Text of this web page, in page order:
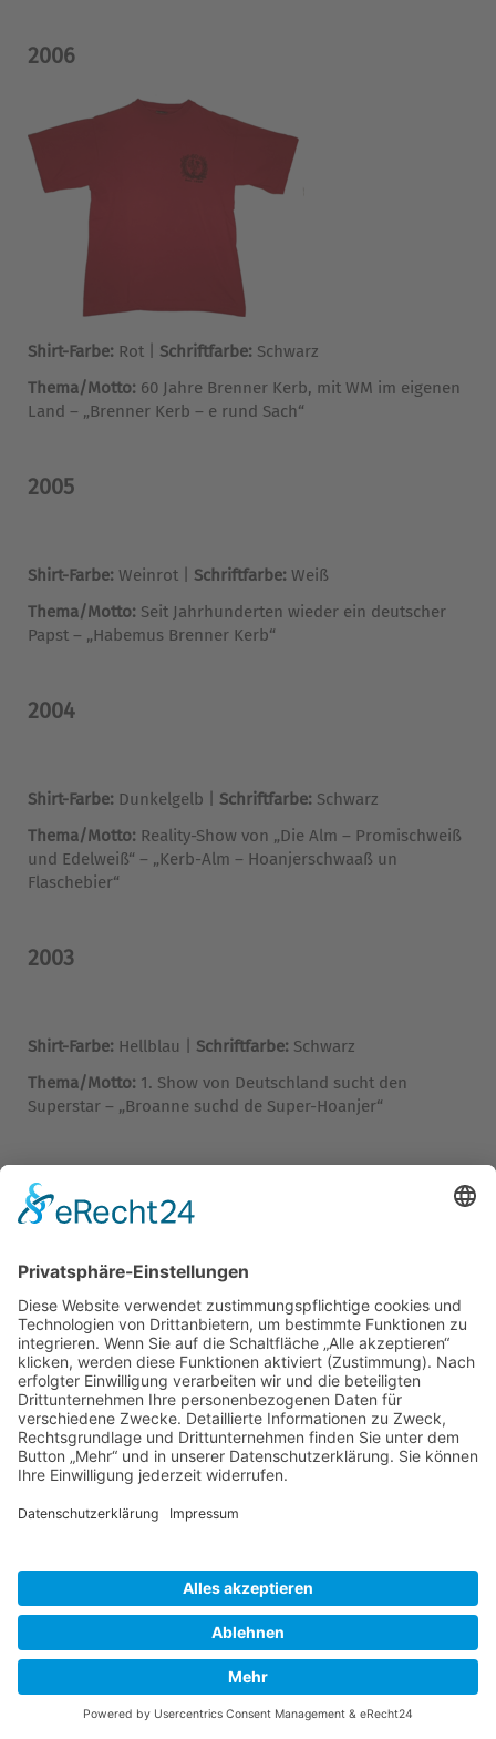
2006
Shirt-Farbe: Rot | Schriftfarbe: Schwarz
Thema/Motto: 60 Jahre Brenner Kerb, mit WM im eigenen
Land – „Brenner Kerb – e rund Sach“
2005
Shirt-Farbe: Weinrot | Schriftfarbe: Weiß
Thema/Motto: Seit Jahrhunderten wieder ein deutscher
Papst – „Habemus Brenner Kerb“
2004
Shirt-Farbe: Dunkelgelb | Schriftfarbe: Schwarz
Thema/Motto: Reality-Show von „Die Alm – Promischweiß
und Edelweiß“ – „Kerb-Alm – Hoanjerschwaaß un
Flaschebier“
2003
Shirt-Farbe: Hellblau | Schriftfarbe: Schwarz
Thema/Motto: 1. Show von Deutschland sucht den
Superstar – „Broanne suchd de Super-Hoanjer“
2002
Shirt-Farbe:Schwarz |Schriftfarbe:
Thema/Motto:kein Thema und kein Motto aufgrund
Trauerfall bei der Brenner Kerb
2001
Shirt-Farbe:Weiß |Schriftfarbe:Blau